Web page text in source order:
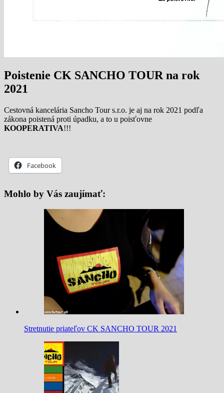
Poistenie CK SANCHO TOUR na rok
2021
Cestovná kancelária Sancho Tour s.r.o. je aj na rok 2021 podľa
zákona poistená proti úpadku, a to u poisťovne
KOOPERATIVA!!!
Facebook
Mohlo by Vás zaujímať:
Stretnutie priateľov CK SANCHO TOUR 2021